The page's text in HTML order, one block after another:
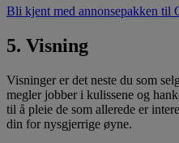
Bli kjent med annonsepakken til
5. Visning
Visninger er det neste du som
megler jobber i kulissene og
til å pleie de som allerede er
din for nysgjerrige øyne.